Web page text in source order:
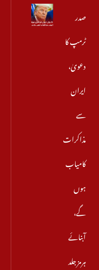
صدر
ٹرمپ کا
دعویٰ،
ایران
سے
مذاکرات
کامیاب
ہوں
گے،
آبنائے
ہرمز جلد